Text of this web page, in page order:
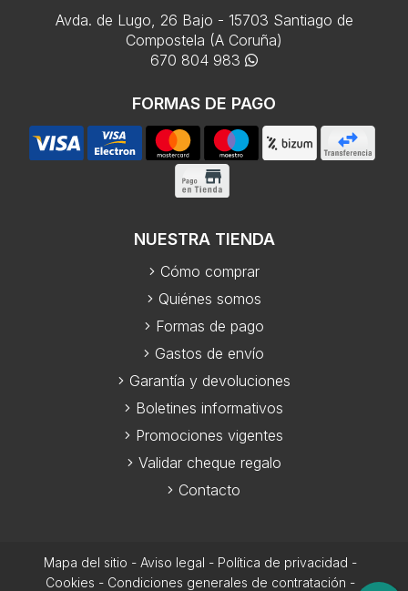
Avda. de Lugo, 26 Bajo - 15703 Santiago de
Compostela (A Coruña)
670 804 983
FORMAS DE PAGO
NUESTRA TIENDA
Cómo comprar
Quiénes somos
Formas de pago
Gastos de envío
Garantía y devoluciones
Boletines informativos
Promociones vigentes
Validar cheque regalo
Contacto
Mapa del sitio - Aviso legal - Política de privacidad -
Cookies - Condiciones generales de contratación -